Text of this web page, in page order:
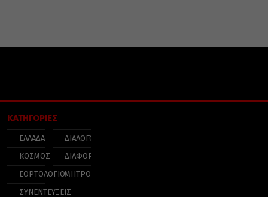
ΚΑΤΗΓΟΡΙΕΣ
ΕΛΛΑΔΑ
ΚΟΣΜΟΣ
ΕΟΡΤΟΛΟΓΙΟ
ΣΥΝΕΝΤΕΥΞΕΙΣ
ΔΙΑΛΟΓΟΣ
ΔΙΑΦΟΡΑ
ΜΗΤΡΟΠΟΛΕΙΣ